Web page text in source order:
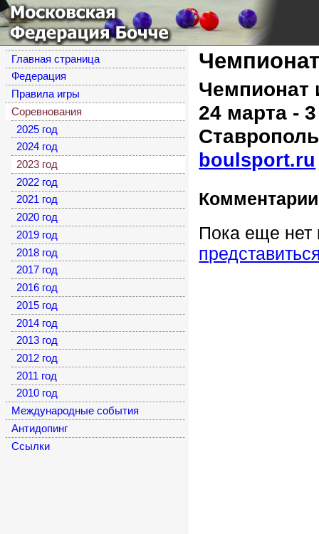
Московская
Федерация Бочче
Чемпионат
24 марта -
boulsport.ru
Комментарии
Пока еще нет
Главная страница
Федерация
Правила игры
Соревнования
2025 год
2024 год
2023 год
2022 год
2021 год
2020 год
2019 год
2018 год
2017 год
2016 год
2015 год
2014 год
2013 год
2012 год
2011 год
2010 год
Международные события
Антидопинг
Cсылки